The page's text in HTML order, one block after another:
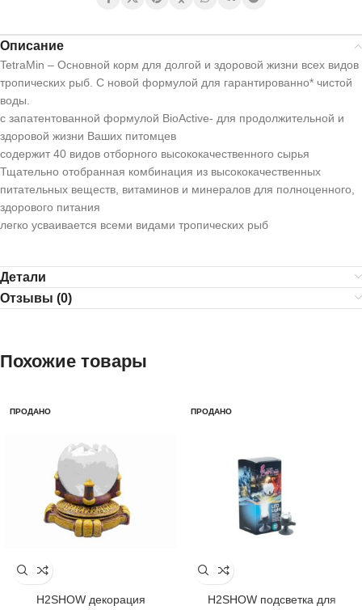
Описание
TetraMin – Основной корм для долгой и здоровой жизни всех видов
тропических рыб. С новой формулой для гарантированно* чистой
воды.
с запатентованной формулой BioActive- для продолжительной и
здоровой жизни Ваших питомцев
содержит 40 видов отборного высококачественного сырья
Тщательно отобранная комбинация из высококачественных
питательных веществ, витаминов и минералов для полноценного,
здорового питания
легко усваивается всеми видами тропических рыб
Детали
Отзывы (0)
Похожие товары
ПРОДАНО
H2SHOW декорация
ПРОДАНО
H2SHOW подсветка для